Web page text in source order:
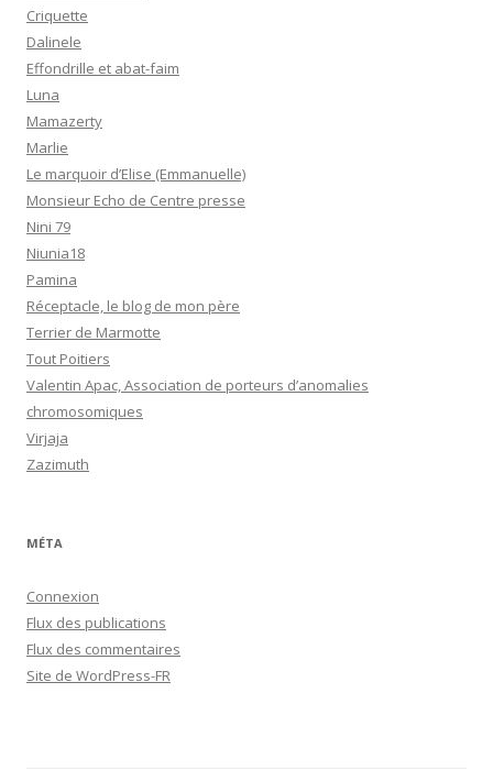
Criquette
Dalinele
Effondrille et abat-faim
Luna
Mamazerty
Marlie
Le marquoir d’Elise (Emmanuelle)
Monsieur Echo de Centre presse
Nini 79
Niunia18
Pamina
Réceptacle, le blog de mon père
Terrier de Marmotte
Tout Poitiers
Valentin Apac, Association de porteurs d’anomalies
chromosomiques
Virjaja
Zazimuth
MÉTA
Connexion
Flux des publications
Flux des commentaires
Site de WordPress-FR